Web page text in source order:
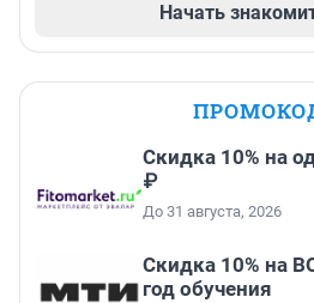
Начать
Скидка 10% на
₽
До 31 августа, 2026
Скидка 10% на
год обучения